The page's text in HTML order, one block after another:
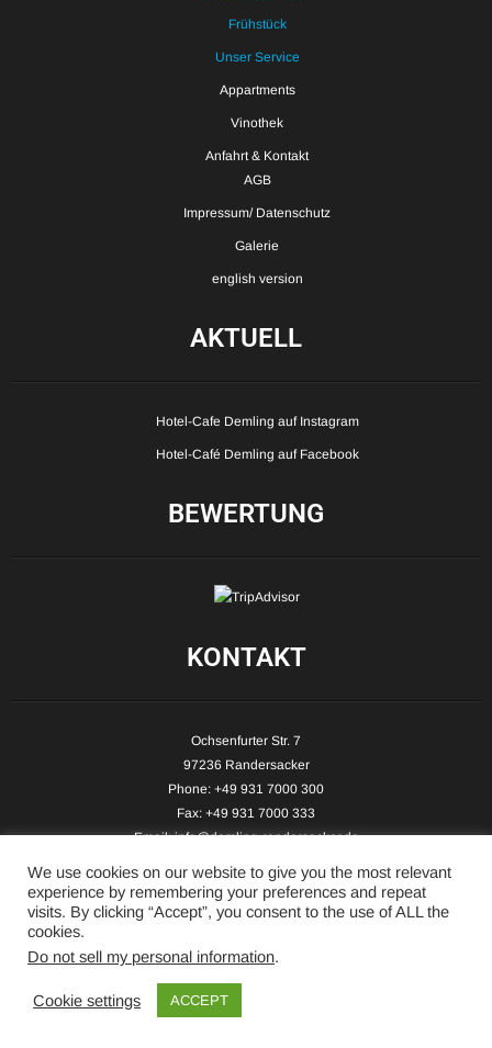
Frühstück
Unser Service
Appartments
Vinothek
Anfahrt & Kontakt
AGB
Impressum/ Datenschutz
Galerie
english version
AKTUELL
Hotel-Cafe Demling auf Instagram
Hotel-Café Demling auf Facebook
BEWERTUNG
KONTAKT
Ochsenfurter Str. 7
97236 Randersacker
Phone: +49 931 7000 300
Fax: +49 931 7000 333
Email:info@demling-randersacker.de
Copyright © 2026 Hotel-Café Demling - All Rights Reserved.
Realisierung: pc-demling.de
We use cookies on our website to give you the most relevant
experience by remembering your preferences and repeat
visits. By clicking “Accept”, you consent to the use of ALL the
cookies.
Do not sell my personal information.
Cookie settings ACCEPT